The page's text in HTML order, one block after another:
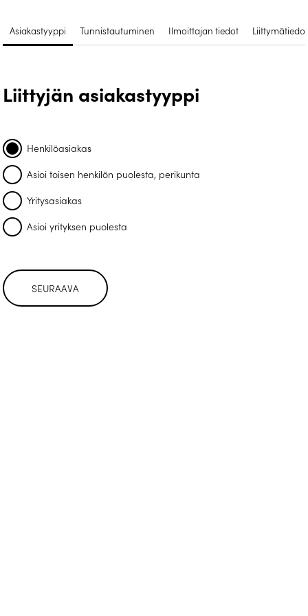
Asiakastyyppi Tunnistautuminen Ilmoittajan tiedot Liittymätiedot
Liittyjän asiakastyyppi
Henkilöasiakas
Asioi toisen henkilön puolesta, perikunta
Yritysasiakas
Asioi yrityksen puolesta